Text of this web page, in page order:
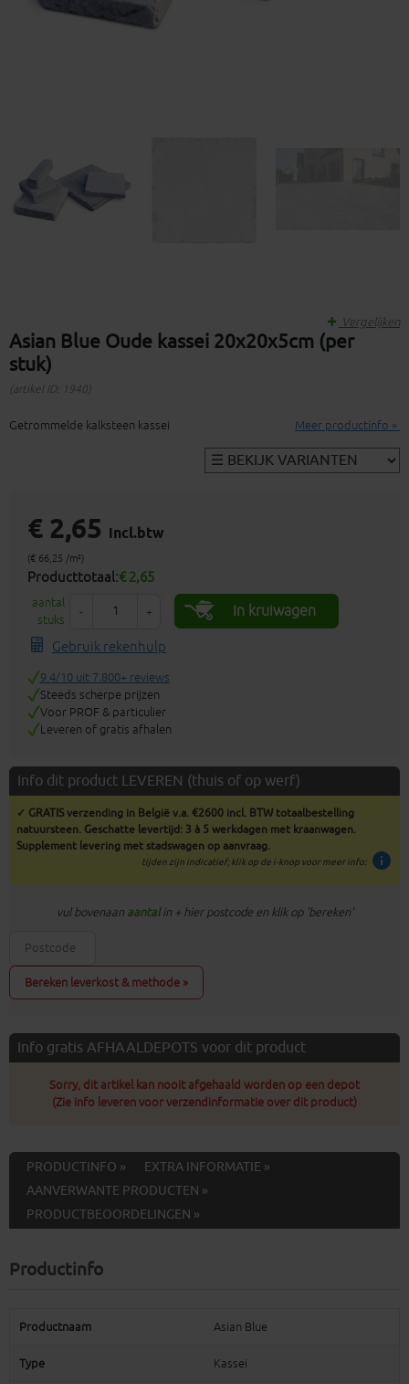
Asian Blue Oude kassei 20x20x5cm (per
stuk)
(artikel ID: 1940)
Vergelijken
Getrommelde kalksteen kassei Meer productinfo »
€ 2,65 incl.btw
(€ 66,25 /m²)
Producttotaal:€ 2,65
aantal
stuks
- +
In kruiwagen
Gebruik rekenhulp
9.4/10 uit 7.800+ reviews
Steeds scherpe prijzen
Voor PROF & particulier
Leveren of gratis afhalen
Info dit product LEVEREN (thuis of op werf)
✓ GRATIS verzending in België v.a. €2600 incl. BTW totaalbestelling
natuursteen. Geschatte levertijd: 3 à 5 werkdagen met kraanwagen.
Supplement levering met stadswagen op aanvraag.
info
tijden zijn indicatief; klik op de i-knop voor meer info:
vul bovenaan aantalin + hier postcode en klik op 'bereken'
Bereken leverkost & methode »
Info gratis AFHAALDEPOTS voor dit product
Sorry, dit artikel kan nooit afgehaald worden op een depot
(Zie info leveren voor verzendinformatie over dit product)
PRODUCTINFO »
EXTRA INFORMATIE »
AANVERWANTE PRODUCTEN »
PRODUCTBEOORDELINGEN »
Productinfo
Productnaam Asian Blue
Type Kassei